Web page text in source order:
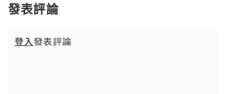
發表評論
登入發表評論